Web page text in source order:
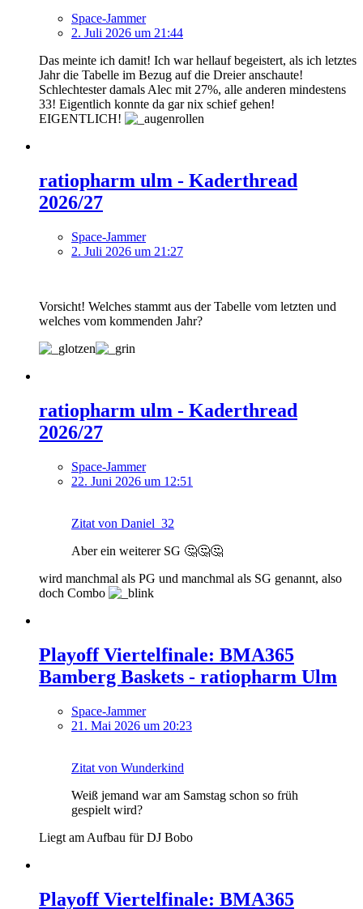
Space-Jammer
2. Juli 2026 um 21:44
Das meinte ich damit! Ich war hellauf begeistert, als ich letztes
Jahr die Tabelle im Bezug auf die Dreier anschaute!
Schlechtester damals Alec mit 27%, alle anderen mindestens
33! Eigentlich konnte da gar nix schief gehen!
EIGENTLICH!
ratiopharm ulm - Kaderthread
2026/27
Space-Jammer
2. Juli 2026 um 21:27
Vorsicht! Welches stammt aus der Tabelle vom letzten und
welches vom kommenden Jahr?
ratiopharm ulm - Kaderthread
2026/27
Space-Jammer
22. Juni 2026 um 12:51
Zitat von Daniel_32
Aber ein weiterer SG 🤔🤔🤔
wird manchmal als PG und manchmal als SG genannt, also
doch Combo
Playoff Viertelfinale: BMA365
Bamberg Baskets - ratiopharm Ulm
Space-Jammer
21. Mai 2026 um 20:23
Zitat von Wunderkind
Weiß jemand war am Samstag schon so früh
gespielt wird?
Liegt am Aufbau für DJ Bobo
Playoff Viertelfinale: BMA365